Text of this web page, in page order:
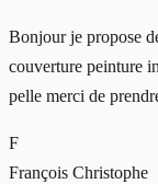
Bonjour je propose
couverture peinture
pelle merci de
F
François Christophe